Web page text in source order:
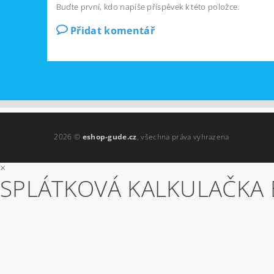
Buďte první, kdo napíše příspěvek k této položce.
Přidat komentář
2026 © eshop-gude.cz, všechna práva vyhrazena
×
SPLÁTKOVÁ KALKULAČKA